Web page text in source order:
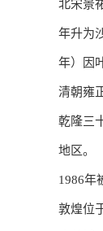
北宋景
年升为
年）因
清朝雍
乾隆三
地区。
1986年
敦煌位